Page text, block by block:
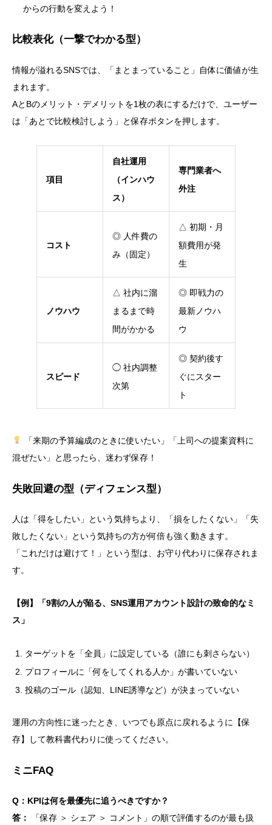
からの行動を変えよう！
比較表化（一撃でわかる型）
情報が溢れるSNSでは、「まとまっていること」自体に価値が生
まれます。
AとBのメリット・デメリットを1枚の表にするだけで、ユーザー
は「あとで比較検討しよう」と保存ボタンを押します。
項目
自社運用
（インハウ
ス）
専門業者へ
外注
コスト
◎ 人件費の
み（固定）
△ 初期・月
額費用が発
生
ノウハウ
△ 社内に溜
まるまで時
間がかかる
◎ 即戦力の
最新ノウハ
ウ
スピード
◯ 社内調整
次第
◎ 契約後す
ぐにスター
ト
「来期の予算編成のときに使いたい」「上司への提案資料に
混ぜたい」と思ったら、迷わず保存！
失敗回避の型（ディフェンス型）
人は「得をしたい」という気持ちより、「損をしたくない」「失
敗したくない」という気持ちの方が何倍も強く動きます。
「これだけは避けて！」という型は、お守り代わりに保存されま
す。
【例】「9割の人が陥る、SNS運用アカウント設計の致命的なミ
ス」
ターゲットを「全員」に設定している（誰にも刺さらない）
プロフィールに「何をしてくれる人か」が書いていない
投稿のゴール（認知、LINE誘導など）が決まっていない
運用の方向性に迷ったとき、いつでも原点に戻れるように【保
存】して教科書代わりに使ってください。
ミニFAQ
Q：KPIは何を最優先に追うべきですか？
答：
「保存 ＞ シェア ＞ コメント」の順で評価するのが最も扱